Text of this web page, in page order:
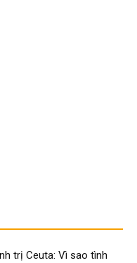
trị Ceuta: Vì sao tình